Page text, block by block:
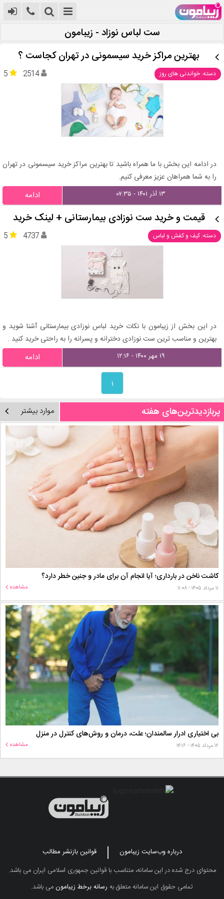
ست لباس نوزاد - زیبامون
بهترین مراکز خرید سیسمونی در تهران کجاست ؟
دسته: خواندنی های روز 5 2514
در ادامه این بخش با ما همراه باشید تا بهترین مراکز خرید سیسمونی در تهران
را به شما همراهان عزیز معرفی کنیم.
۱۳ آذر ۱۴۰۱ - ۰۷:۳۵ ادامه
قیمت و خرید ست نوزادی بیمارستانی + لینک خرید
دسته: کیف و کفش و لباس 5 4737
در این بخش از زیبامون با نکات خرید لباس نوزادی بیمارستانی آشنا شوید و
بهترین و مناسب ترین ست نوزادی دخترانه و پسرانه را به راحتی خرید کنید .
۱۹ مهر ۱۴۰۰ - ۱۲:۱۶ ادامه
۱
پربازدیدترین‌های هفته موارد بیشتر
کاشت ناخن در بارداری؛ آیا انجام آن برای مادر و جنین خطر دارد؟
۱۱ مرداد ۱۴۰۵ - ۱۱:۰۸ مشاهده
بی اختیاری ادرار سالمندان؛ علت، درمان و روش‌های کنترل در منزل
۱۲ مرداد ۱۴۰۵ - ۱۴:۱۶ مشاهده
درباره وب‌سایت زیبامون
قوانین بازنشر مطالب
محتوای درج شده در این سامانه، متناسب با قوانین جمهوری اسلامی ایران می باشد.
تمامی حقوق این سامانه متعلق به رسانه برخط زیبامونمی باشد.